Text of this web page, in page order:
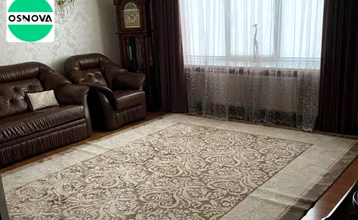
встановлення котла та облаштування індивідуального опалення;
Переробл...